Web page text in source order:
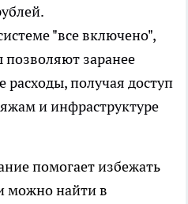
"все включено",
позволяют заранее
расходы, получая доступ
и инфраструктуре
помогает избежать
можно найти в